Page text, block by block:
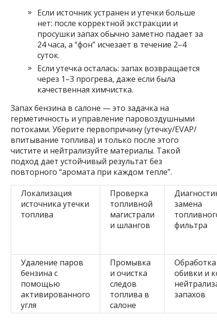
Если источник устранен и утечки больше
нет: после корректной экстракции и
просушки запах обычно заметно падает за
24 часа, а “фон” исчезает в течение 2–4
суток.
Если утечка осталась: запах возвращается
через 1–3 прогрева, даже если была
качественная химчистка.
Запах бензина в салоне — это задачка на
герметичность и управление паровоздушными
потоками. Уберите первопричину (утечку/EVAP/
впитывание топлива) и только после этого
чистите и нейтрализуйте материалы. Такой
подход дает устойчивый результат без
повторного “аромата при каждом тепле”.
Локализация
источника утечки
топлива
Проверка
топливной
магистрали
и шлангов
замена
фильтра
Удаление паров
бензина с
помощью
активированного
угля
Промывка
и очистка
следов
топлива в
салоне
Обработка
обивки и
запахов